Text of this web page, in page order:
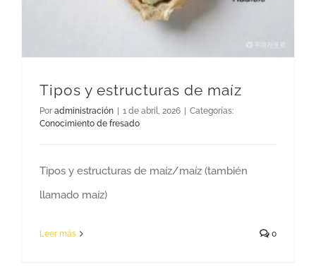
Tipos y estructuras de maíz
Por administración 1 de abril, 2026
Categorías:
Conocimiento de fresado
Tipos y estructuras de maíz/maíz (también
llamado maíz)
Leer más 0